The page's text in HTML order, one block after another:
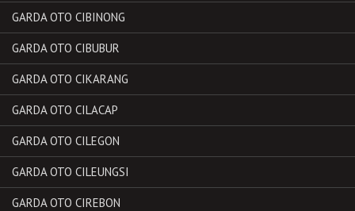
GARDA OTO CIBINONG
GARDA OTO CIBUBUR
GARDA OTO CIKARANG
GARDA OTO CILACAP
GARDA OTO CILEGON
GARDA OTO CILEUNGSI
GARDA OTO CIREBON